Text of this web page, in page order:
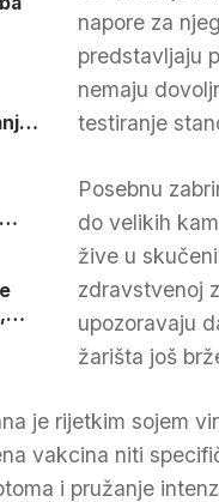
napore za
predstavljaju
nemaju
testiranje
Posebnu
do velikih
žive u
zdravstvenoj
upozoravaju
žarišta još
je rijetkim sojem
vakcina niti
i pružanje